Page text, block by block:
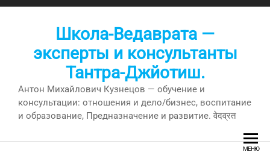
Перейти
Школа-Ведаврата —
эксперты и консультанты
Тантра-Джйотиш.
Антон Михайлович Кузнецов — обучение и
консультации: отношения и дело/бизнес, воспитание
и образование, Предназначение и развитие. वेदव्रत
МЕНЮ